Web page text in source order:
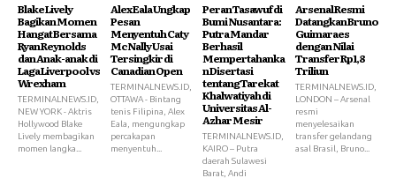
Blake Lively
Bagikan Momen
Hangat Bersama
Ryan Reynolds
dan Anak-anak di
Laga Liverpool vs
Wrexham
TERMINALNEWS.ID,
NEW YORK - Aktris
Hollywood Blake
Lively membagikan
momen langka...
Alex Eala Ungkap
Pesan
Menyentuh Caty
McNally Usai
Tersingkir di
Canadian Open
TERMINALNEWS.ID,
OTTAWA - Bintang
tenis Filipina, Alex
Eala, mengungkap
percakapan
menyentuh...
Peran Tasawuf di
Bumi Nusantara:
Putra Mandar
Berhasil
Mempertahanka
n Disertasi
tentang Tarekat
Khalwatiyah di
Universitas Al-
Azhar Mesir
TERMINALNEWS.ID,
KAIRO – Putra
daerah Sulawesi
Barat, Andi
Arsenal Resmi
Datangkan Bruno
Guimaraes
dengan Nilai
Transfer Rp1,8
Triliun
TERMINALNEWS.ID,
LONDON – Arsenal
resmi
menyelesaikan
transfer gelandang
asal Brasil, Bruno...